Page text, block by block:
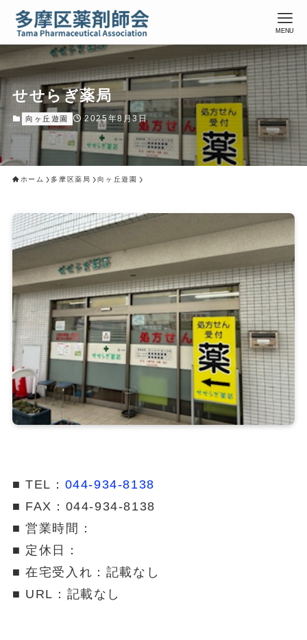
MENU
せせらぎ薬局
向ヶ丘遊園 2025年8月3日
ホーム 多摩区薬局 向ヶ丘遊園
■ TEL： 044-934-8138
■ FAX：044-934-8138
■ 営業時間：
■ 定休日：
■ 在宅受入れ：記載なし
■ URL：記載なし